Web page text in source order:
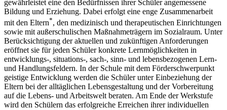
gewährleistet eine den Bedürfnissen ihrer Schüler angemessene
Bildung und Erziehung. Dabei erfolgt eine enge Zusammenarbeit
mit den Eltern*, den medizinisch und therapeutischen Einrichtungen
sowie mit außerschulischen Maßnahmeträgern im Sozialraum. Unter
Berücksichtigung der aktuellen und zukünftigen Anforderungen
eröffnet sie für jeden Schüler konkrete Lernmöglichkeiten in
entwicklungs-, situations-, sach-, sinn- und lebensbezogenen Lern-
und Handlungsfeldern. In der Schule mit dem Förderschwerpunkt
geistige Entwicklung werden die Schüler unter Einbeziehung der
Eltern bei der alltäglichen Lebensgestaltung und der Vorbereitung
auf die Lebens- und Arbeitswelt beraten. Am Ende der Werkstufe
wird den Schülern das erfolgreiche Erreichen ihrer individuellen